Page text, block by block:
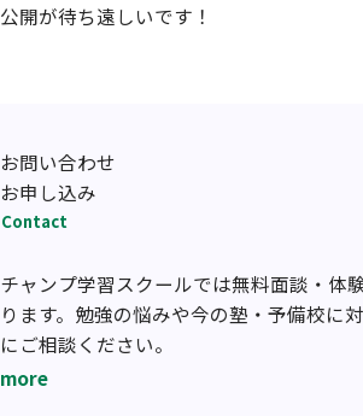
公開が待ち遠しいです！
お問い合わせ
お申し込み
Contact
チャンプ学習スクールでは無料面談・体
ります。勉強の悩みや今の塾・予備校に
にご相談ください。
more